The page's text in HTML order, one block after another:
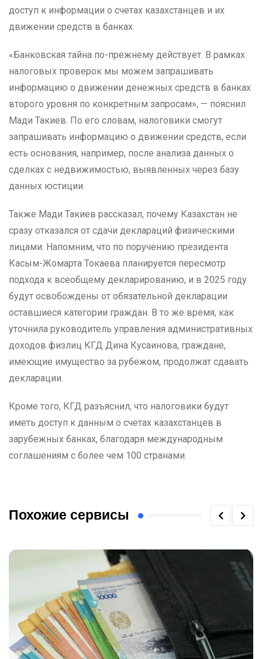
доступ к информации о счетах казахстанцев и их
движении средств в банках.
«Банковская тайна по-прежнему действует. В рамках
налоговых проверок мы можем запрашивать
информацию о движении денежных средств в банках
второго уровня по конкретным запросам», — пояснил
Мади Такиев. По его словам, налоговики смогут
запрашивать информацию о движении средств, если
есть основания, например, после анализа данных о
сделках с недвижимостью, выявленных через базу
данных юстиции.
Также Мади Такиев рассказал, почему Казахстан не
сразу отказался от сдачи деклараций физическими
лицами. Напомним, что по поручению президента
Касым-Жомарта Токаева планируется пересмотр
подхода к всеобщему декларированию, и в 2025 году
будут освобождены от обязательной декларации
оставшиеся категории граждан. В то же время, как
уточнила руководитель управления административных
доходов физлиц КГД Дина Кусаинова, граждане,
имеющие имущество за рубежом, продолжат сдавать
декларации.
Кроме того, КГД разъяснил, что налоговики будут
иметь доступ к данным о счетах казахстанцев в
зарубежных банках, благодаря международным
соглашениям с более чем 100 странами.
Похожие сервисы